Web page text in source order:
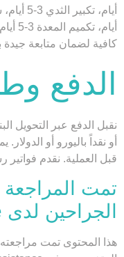
كافية لضمان متابعة جيدة
الدفع
نقبل الدفع عبر التحويل
أو نقداً باليورو أو
قبل العملية. نقدم
تمت
الجراحين لدى Med Assistance
هذا المحتوى تمت